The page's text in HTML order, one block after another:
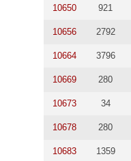
10650 921
10656 2792
10664 3796
10669 280
10673 34
10678 280
10683 1359